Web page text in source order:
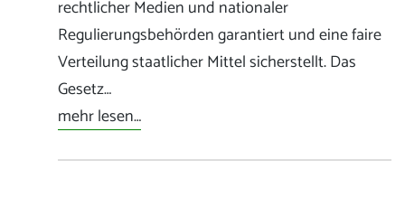
rechtlicher Medien und nationaler
Regulierungsbehörden garantiert und eine faire
Verteilung staatlicher Mittel sicherstellt. Das
Gesetz…
mehr lesen…